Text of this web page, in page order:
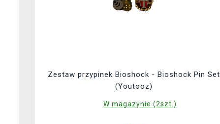
Zestaw przypinek Bioshock - Bioshock Pin Set
(Youtooz)
W magazynie (2szt.)